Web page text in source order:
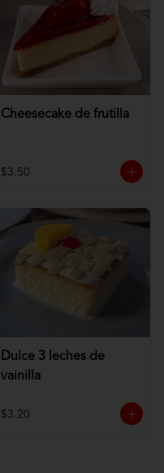
Cheesecake de frutilla
$3.50
Dulce 3 leches de
vainilla
$3.20